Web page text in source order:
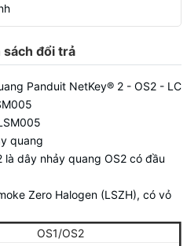
sách đổi trả
Panduit NetKey® 2 - OS2 - LC
quang
dây nhảy quang OS2 có đầu
Zero Halogen (LSZH), có vỏ
OS1/OS2